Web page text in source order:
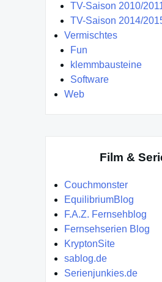
TV-Saison 2010/
TV-Saison 2014/
Vermischtes
Fun
klemmbausteine
Software
Web
Film &
Couchmonster
EquilibriumBlog
F.A.Z. Fernsehblog
Fernsehserien Blog
KryptonSite
sablog.de
Serienjunkies.de